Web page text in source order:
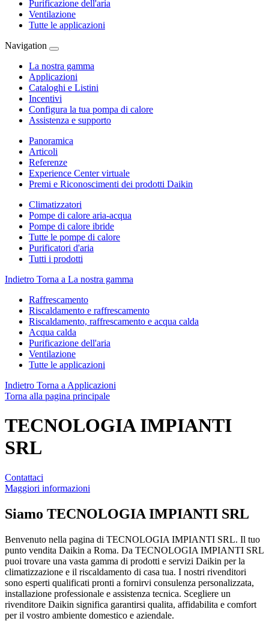
Purificazione dell'aria
Ventilazione
Tutte le applicazioni
Navigation
La nostra gamma
Applicazioni
Cataloghi e Listini
Incentivi
Configura la tua pompa di calore
Assistenza e supporto
Panoramica
Articoli
Referenze
Experience Center virtuale
Premi e Riconoscimenti dei prodotti Daikin
Climatizzatori
Pompe di calore aria-acqua
Pompe di calore ibride
Tutte le pompe di calore
Purificatori d'aria
Tutti i prodotti
Indietro Torna a La nostra gamma
Raffrescamento
Riscaldamento e raffrescamento
Riscaldamento, raffrescamento e acqua calda
Acqua calda
Purificazione dell'aria
Ventilazione
Tutte le applicazioni
Indietro Torna a Applicazioni
Torna alla pagina principale
TECNOLOGIA IMPIANTI
SRL
Contattaci
Maggiori informazioni
Siamo TECNOLOGIA IMPIANTI SRL
Benvenuto nella pagina di TECNOLOGIA IMPIANTI SRL. Il tuo
punto vendita Daikin a Roma. Da TECNOLOGIA IMPIANTI SRL
puoi trovare una vasta gamma di prodotti e servizi Daikin per la
climatizzazione e il riscaldamento di casa tua. I nostri rivenditori
sono esperti qualificati pronti a fornirvi consulenza personalizzata,
installazione professionale e assistenza tecnica. Scegliere un
rivenditore Daikin significa garantirsi qualita, affidabilita e comfort
per il vostro ambiente domestico e aziendale.